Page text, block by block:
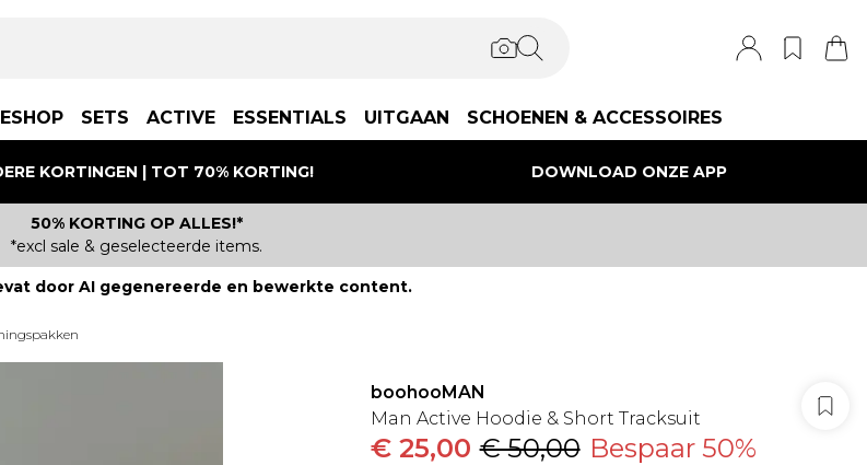
SETS ACTIVE ESSENTIALS UITGAAN SCHOENEN & ACCESSOIRES
KORTINGEN | TOT 70% KORTING! DOWNLOAD ONZE APP
50% KORTING OP ALLES!*
*excl sale & geselecteerde items.
door AI gegenereerde en bewerkte content.
boohooMAN
Man Active Hoodie & Short Tracksuit
€ 25,00 € 50,00 Bespaar 50%